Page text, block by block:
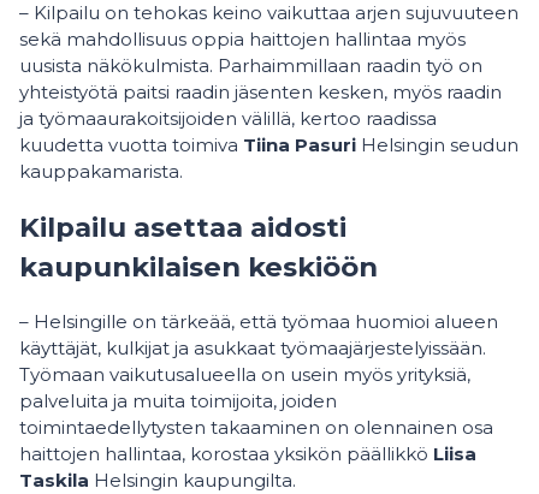
– Kilpailu on tehokas keino vaikuttaa arjen sujuvuuteen
sekä mahdollisuus oppia haittojen hallintaa myös
uusista näkökulmista. Parhaimmillaan raadin työ on
yhteistyötä paitsi raadin jäsenten kesken, myös raadin
ja työmaaurakoitsijoiden välillä, kertoo raadissa
kuudetta vuotta toimiva Tiina Pasuri Helsingin seudun
kauppakamarista.
Kilpailu asettaa aidosti
kaupunkilaisen keskiöön
– Helsingille on tärkeää, että työmaa huomioi alueen
käyttäjät, kulkijat ja asukkaat työmaajärjestelyissään.
Työmaan vaikutusalueella on usein myös yrityksiä,
palveluita ja muita toimijoita, joiden
toimintaedellytysten takaaminen on olennainen osa
haittojen hallintaa, korostaa yksikön päällikkö Liisa
Taskila Helsingin kaupungilta.